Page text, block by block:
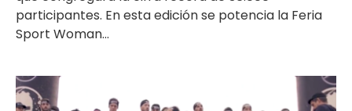
participantes. En esta edición se potencia la Feria
Sport Woman...